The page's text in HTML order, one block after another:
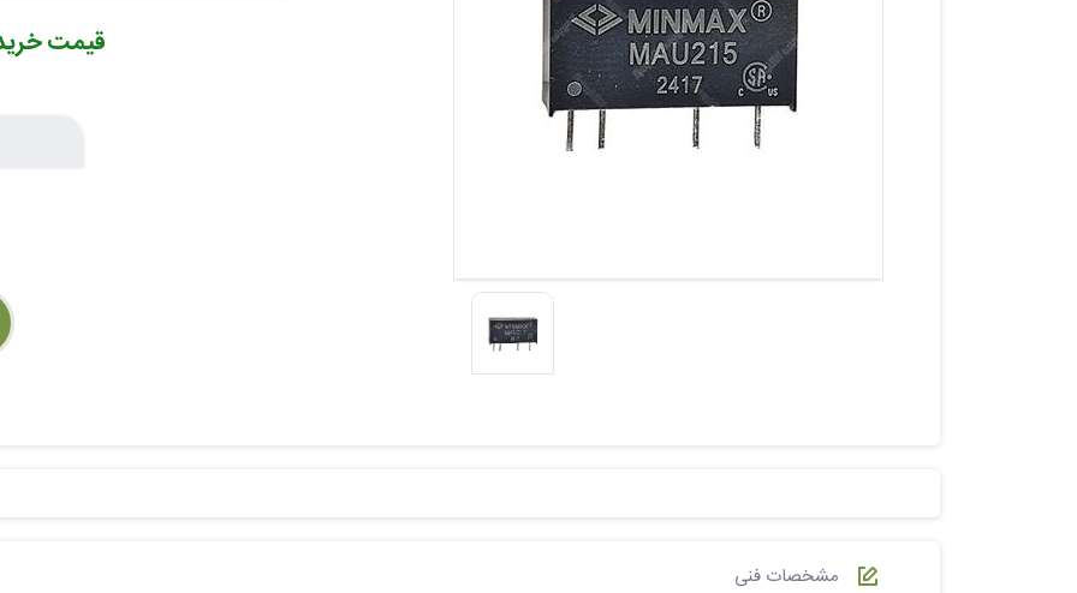
قیمت
مشخصات فنی